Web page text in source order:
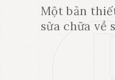
Một bản
sửa chữa về